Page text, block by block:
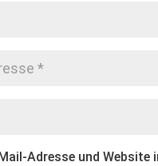
Adresse und Website